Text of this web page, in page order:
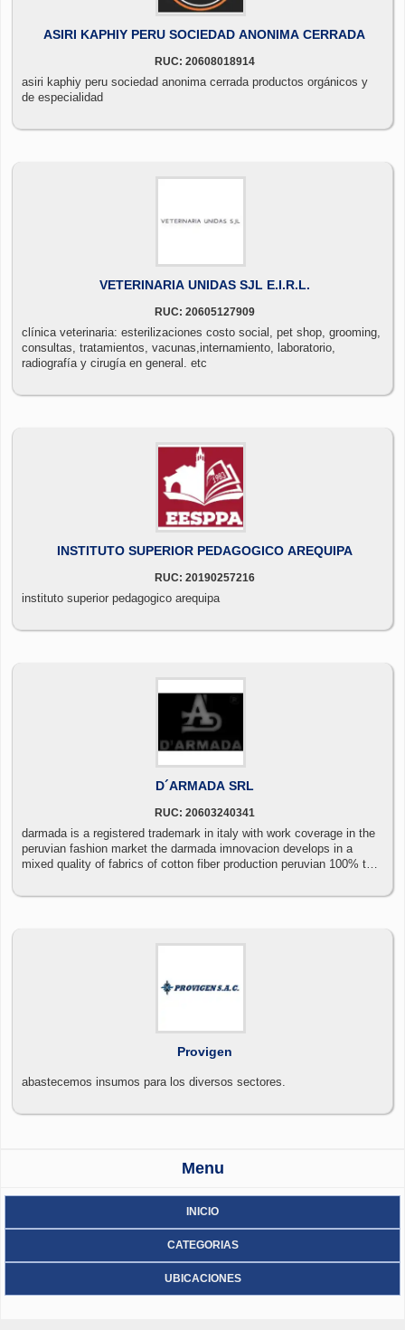
ASIRI KAPHIY PERU SOCIEDAD ANONIMA CERRADA
RUC: 20608018914
asiri kaphiy peru sociedad anonima cerrada productos orgánicos y
de especialidad
VETERINARIA UNIDAS SJL E.I.R.L.
RUC: 20605127909
clínica veterinaria: esterilizaciones costo social, pet shop, grooming,
consultas, tratamientos, vacunas,internamiento, laboratorio,
radiografía y cirugía en general. etc
INSTITUTO SUPERIOR PEDAGOGICO AREQUIPA
RUC: 20190257216
instituto superior pedagogico arequipa
D´ARMADA SRL
RUC: 20603240341
darmada is a registered trademark in italy with work coverage in the
peruvian fashion market the darmada imnovacion develops in a
mixed quality of fabrics of cotton fiber production peruvian 100% the
control of the textile inputs used. darmada imports and exports its
calificada en el control de calidad de los insumos textiles utilizados .
Provigen
abastecemos insumos para los diversos sectores.
Menu
INICIO
CATEGORIAS
UBICACIONES